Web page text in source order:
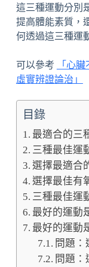
這三種運動分別
提高體能素質，
何透過這三種運
可以參考
「心
虛實辨證論治」
目錄
最適合的三
三種最佳運
選擇最適合
選擇最佳有
三種最佳運
最好的運動
最好的運動
問題：
問題：